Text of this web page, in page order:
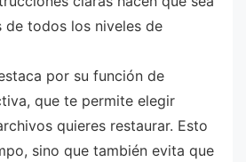
de todos los niveles de
por su función de
que te permite elegir
quieres restaurar. Esto
sino que también evita que